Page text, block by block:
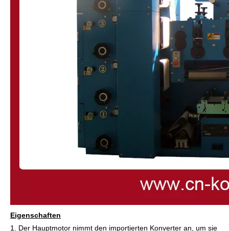
Eigenschaften
1. Der Hauptmotor nimmt den importierten Konverter an, um sie